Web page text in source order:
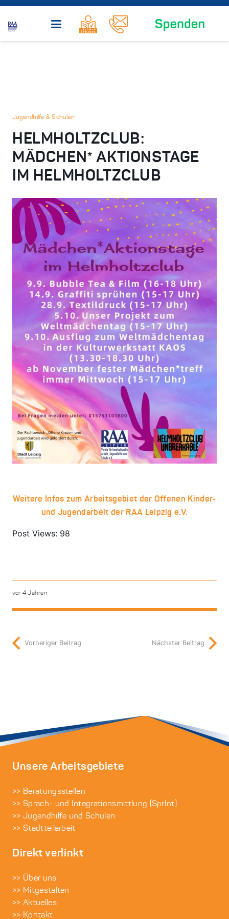
Jugendhilfe & Schulen
HELMHOLTZCLUB:
MÄDCHEN* AKTIONSTAGE
IM HELMHOLTZCLUB
Weitere Infos zum Arbeitsgebiet der Offenen Kinder-
und Jugendarbeit der RAA Leipzig e.V.
Post Views: 98
vor 4 Jahren
Vorheriger Beitrag Nächster Beitrag
Unsere Arbeitsgebiete
>> Beratungsstellen
>> Sprach- und Integrationsmittlung (SprInt)
>> Jugendhilfe und Schulen
>> Stadtteilarbeit
Direkt verlinkt
>> Über uns
>> Mitgestalten
>> Aktuelles
>> Kontakt